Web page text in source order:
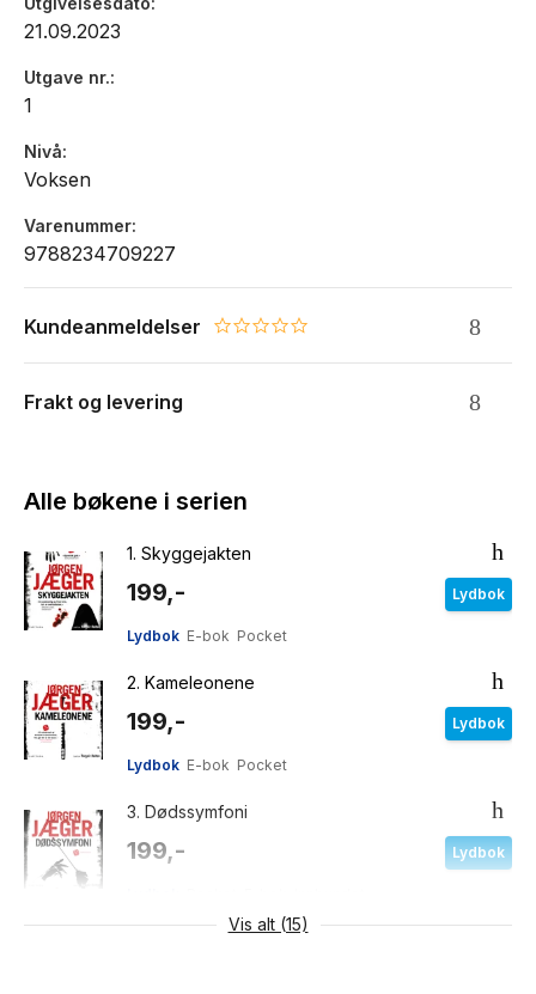
21.09.2023
Utgave nr.
1
Nivå
Voksen
Varenummer
9788234709227
Kundeanmeldelser 0.0 star rating
Frakt og levering
Alle bøkene i serien
1. Skyggejakten
199,- Lydbok
Lydbok E-bok Pocket
2. Kameleonene
199,- Lydbok
Lydbok E-bok Pocket
3. Dødssymfoni
199,- Lydbok
Vis alt (15)